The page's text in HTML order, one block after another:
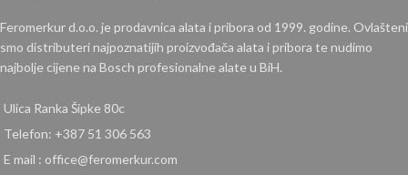
Feromerkur d.o.o. je prodavnica alata i pribora od 1999. godine. Ovlašteni
smo distributeri najpoznatijih proizvođača alata i pribora te nudimo
najbolje cijene na Bosch profesionalne alate u BiH.
Ulica Ranka Šipke 80c
Telefon: +387 51 306 563
E mail : office@feromerkur.com